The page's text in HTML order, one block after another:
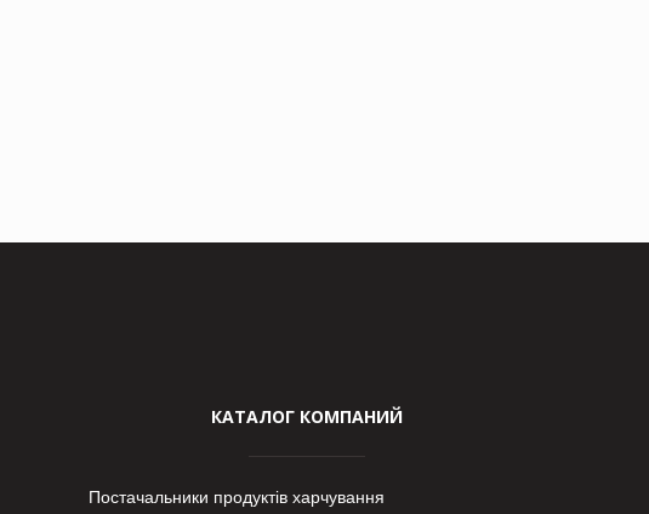
КАТАЛОГ КОМПАНИЙ
Постачальники продуктів харчування